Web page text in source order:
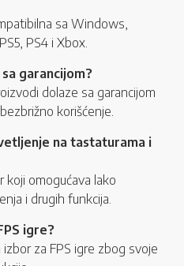
sa Windows,
PS4 i Xbox.
garancijom?
dolaze sa garancijom
korišćenje.
na tastaturama i
omogućava lako
i drugih funkcija.
igre?
za FPS igre zbog svoje